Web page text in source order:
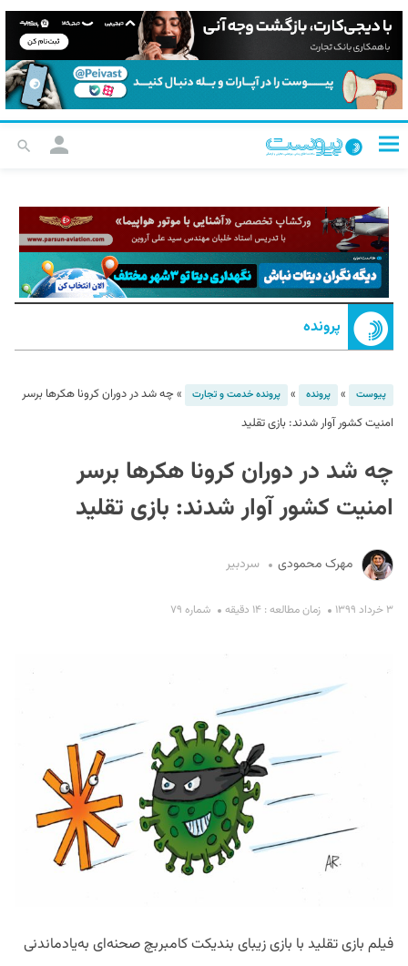
پرونده
پیوست » پرونده » پرونده خدمت و تجارت » چه شد در دوران کرونا هکرها برسر
امنیت کشور آوار شدند: بازی تقلید
چه شد در دوران کرونا هکرها برسر
امنیت کشور آوار شدند: بازی تقلید
مهرک محمودی سردبیر
۳ خرداد ۱۳۹۹ زمان مطالعه : ۱۴ دقیقه شماره ۷۹
فیلم بازی تقلید با بازی زیبای بندیکت کامبربچ صحنه‌ای به‌یادماندنی‌